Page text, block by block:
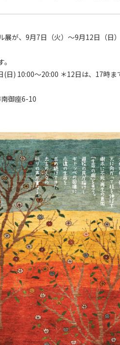
展が、9月7日（火）～9月12日（
日) 10:00～20:00 ＊12日は、17時ま
御座6-10